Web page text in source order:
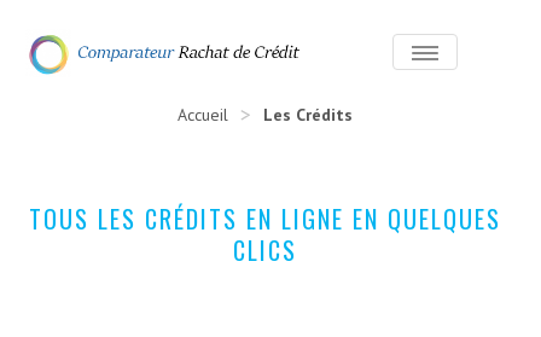
Accueil > Les Crédits
TOUS LES CRÉDITS EN LIGNE EN QUELQUES
CLICS